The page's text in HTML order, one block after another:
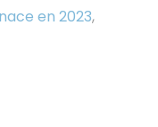
en 2023,